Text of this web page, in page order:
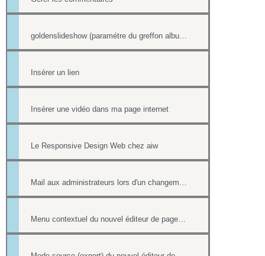
goldenslideshow (paramétre du greffon album)
Insérer un lien
Insérer une vidéo dans ma page internet
Le Responsive Design Web chez aiw
Mail aux administrateurs lors d'un changement de réponse existante
Menu contextuel du nouvel éditeur de page html